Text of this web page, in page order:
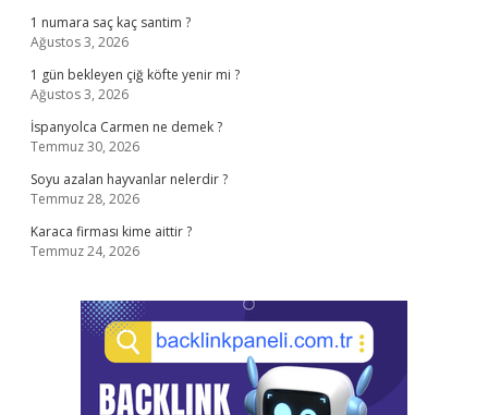
1 numara saç kaç santim ?
Ağustos 3, 2026
1 gün bekleyen çiğ köfte yenir mi ?
Ağustos 3, 2026
İspanyolca Carmen ne demek ?
Temmuz 30, 2026
Soyu azalan hayvanlar nelerdir ?
Temmuz 28, 2026
Karaca firması kime aittir ?
Temmuz 24, 2026